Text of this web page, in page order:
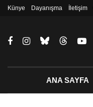
Künye Dayanışma İletişim
ANA SAYFA